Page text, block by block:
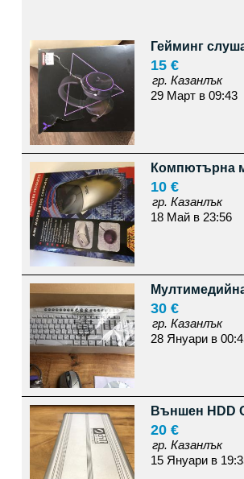
Гейминг
15 €
гр. Казанлък
29 Март в 09:43
Компютърна
10 €
гр. Казанлък
18 Май в 23:56
30 €
гр. Казанлък
28 Януари в
Външен HDD
20 €
гр. Казанлък
15 Януари в